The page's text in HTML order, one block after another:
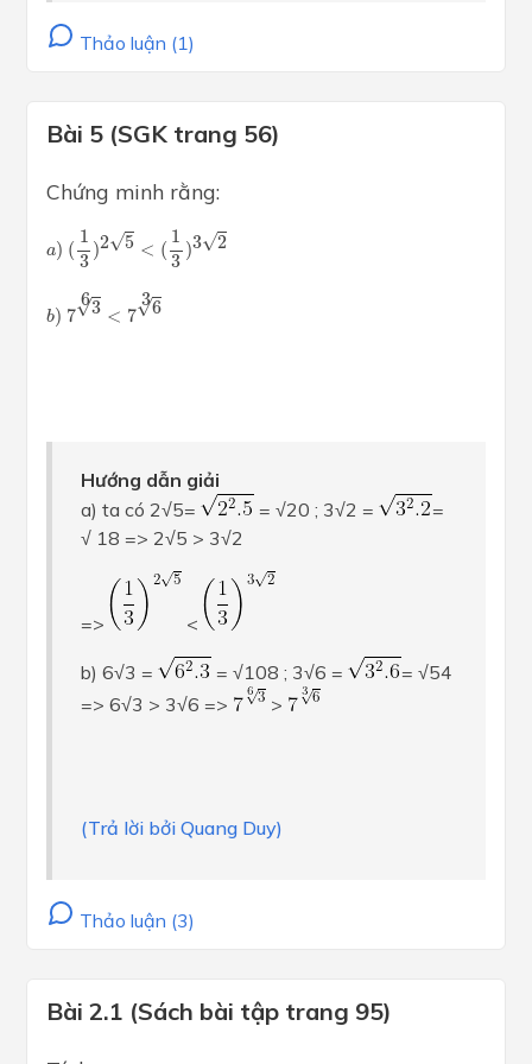
Thảo luận (1)
Bài 5 (SGK trang 56)
Chứng minh rằng:
a) (
1
3
)2√5 < (
1
3
)3√2
1 )2 5< )3 2
b) 7
6
√3 < 7
3
√6
36 3
Hướng dẫn giải
a) ta có 2√5=
= √20 ; 3√2 =
=
√ 18 => 2√5 > 3√2
=> <
b) 6√3 = = √108 ; 3√6 =
= √54
=> 6√3 > 3√6 =>
>
(Trả lời bởi Quang Duy)
Thảo luận (3)
Bài 2.1 (Sách bài tập trang 95)